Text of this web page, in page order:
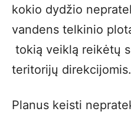
kokio dydžio
vandens telkinio
tokią veiklą reikėtų
teritorijų direkcijomis.
Planus keisti